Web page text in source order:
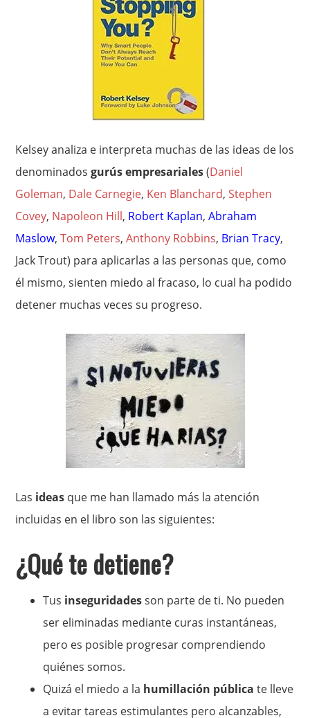
Kelsey analiza e interpreta muchas de las ideas de los
denominadosgurús empresariales(Daniel
Goleman, Dale Carnegie, Ken Blanchard,Stephen
Covey, Napoleon Hill, Robert Kaplan,Abraham
Maslow,Tom Peters,Anthony Robbins, Brian Tracy,
Jack Trout) para aplicarlas a las personas que, como
él mismo, sienten miedo al fracaso, lo cual ha podido
detener muchas veces su progreso.
Las ideas que me han llamado más la atención
incluidas en el libro son las siguientes:
¿Qué te detiene?
Tus inseguridadesson parte de ti. No pueden
ser eliminadas mediante curas instantáneas,
pero es posible progresar comprendiendo
quiénes somos.
Quizá el miedo a la humillación pública te lleve
a evitar tareas estimulantes pero alcanzables,